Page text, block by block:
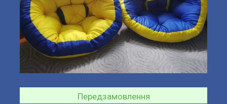
Передзамовлення